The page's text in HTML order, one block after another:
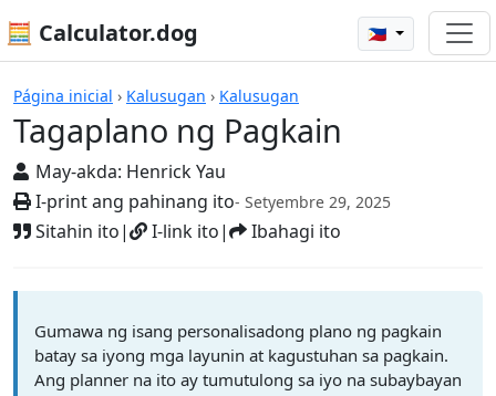
🧮 Calculator.dog 🇵🇭
Página inicial › Kalusugan › Kalusugan
Tagaplano ng Pagkain
May-akda: Henrick Yau
I-print ang pahinang ito- Setyembre 29, 2025
Sitahin ito| I-link ito| Ibahagi ito
Mga Kalkulador
Gumawa ng isang personalisadong plano ng pagkain
batay sa iyong mga layunin at kagustuhan sa pagkain.
Ang planner na ito ay tumutulong sa iyo na subaybayan